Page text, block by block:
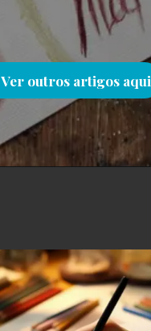
Ver outros artigos aqui